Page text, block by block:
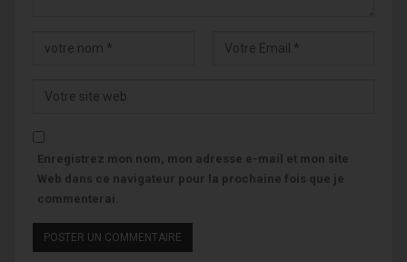
Enregistrez mon nom, mon adresse e-mail et mon site
Web dans ce navigateur pour la prochaine fois que je
commenterai.